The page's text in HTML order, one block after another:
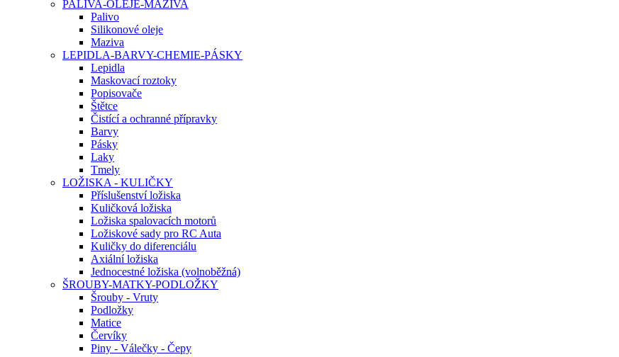
PALIVA-OLEJE-MAZIVA
Palivo
Silikonové oleje
Maziva
LEPIDLA-BARVY-CHEMIE-PÁSKY
Lepidla
Maskovací roztoky
Popisovače
Štětce
Čistící a ochranné přípravky
Barvy
Pásky
Laky
Tmely
LOŽISKA - KULIČKY
Příslušenství ložiska
Kuličková ložiska
Ložiska spalovacích motorů
Ložiskové sady pro RC Auta
Kuličky do diferenciálu
Axiální ložiska
Jednocestné ložiska (volnoběžná)
ŠROUBY-MATKY-PODLOŽKY
Šrouby - Vruty
Podložky
Matice
Červíky
Piny - Válečky - Čepy